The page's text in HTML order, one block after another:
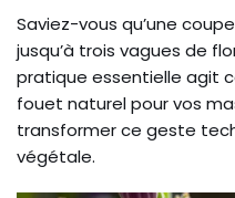
Saviez-vous qu’une
jusqu’à trois vagues de
pratique essentielle agit
fouet naturel pour vos
transformer ce geste
végétale.